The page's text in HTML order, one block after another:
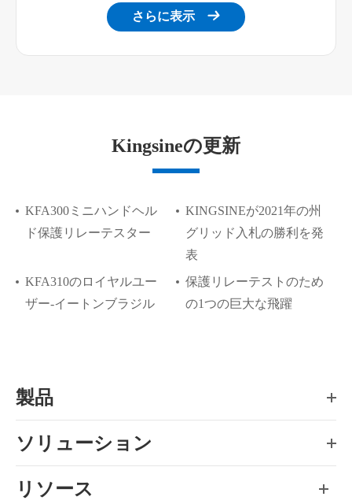
さらに表示 
Kingsineの更新
KFA300ミニハンドヘル
ド保護リレーテスター
KINGSINEが2021年の州
グリッド入札の勝利を発
表
KFA310のロイヤルユー
ザー-イートンブラジル
保護リレーテストのため
の1つの巨大な飛躍
製品
ソリューション
リソース